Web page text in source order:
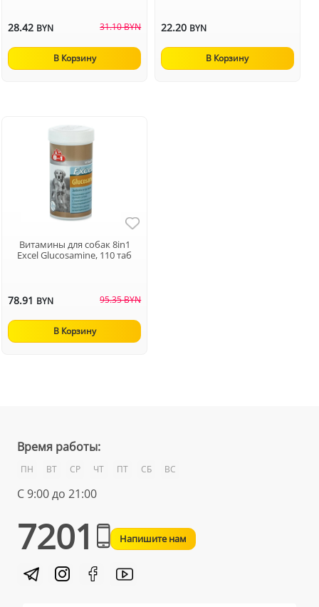
28.42 BYN 31.10 BYN
В Корзину
22.20 BYN
В Корзину
Витамины для собак 8in1
Excel Glucosamine, 110 таб
78.91 BYN 95.35 BYN
В Корзину
Время работы:
ПН ВТ СР ЧТ ПТ СБ ВС
С 9:00 до 21:00
7201 Напишите нам